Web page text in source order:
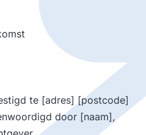
te [adres] [postcode]
door [naam],